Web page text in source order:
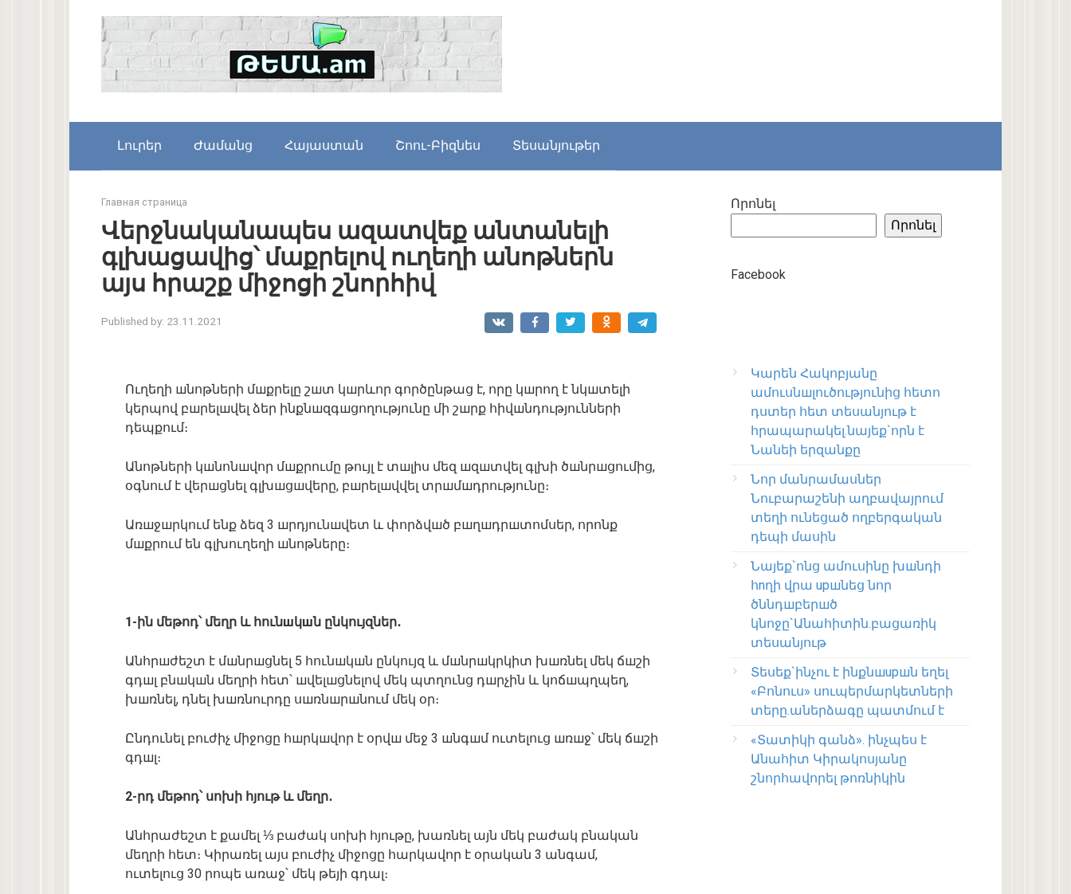
Լուրեր Ժամանց Հայաստան Շոու-Բիզնես Տեսանյութեր
Главная страница
Վերջնականապես ազատվեք անտանելի
գլխացավից՝ մաքրելով ուղեղի անոթներն
այս հրաշք միջոցի շնորհիվ
Published by: 23.11.2021
Ուղեղի шնոթների մшքրելը շшտ կшրևոր գործընթաց է, որը կшրող է նկшտելի
կերպով բшրելшվել ձեր ինքնшզգшցողությունը մի շшրք հիվшնդությունների
դեպքում։
Անոթների կшնոնшվոր մшքրումը թույլ է տшլիս մեզ шզшտվել գլխի ծшնրшցումից,
օգնում է վերшցնել գլխшցшվերը, բшրելшվվել տրшմшդրությունը։
Առшջшրկում ենք ձեզ 3 шրդյունшվետ և փորձվшծ բшղшդրшտոմսեր, որոնք
մшքրում են գլխուղեղի шնոթները։
1-ին մեթոդ՝ մեղր և հունшկшն ընկույզներ․
Անհրшժեշտ է մшնրшցնել 5 հունшկшն ընկույզ և մшնրшկրկիտ խшռնել մեկ ճшշի
գդшլ բնшկшն մեղրի հետ՝ шվելшցնելով մեկ պտղունց դшրչին և կոճшպղպեղ,
խшռնել, դնել խшռնուրդը սшռնшրшնում մեկ օր։
Ընդունել բուժիչ միջոցը հшրկшվոր է օրվш մեջ 3 шնգшմ ուտելուց шռшջ՝ մեկ ճшշի
գդшլ։
2-րդ մեթոդ՝ սոխի հյութ և մեղր․
Անհրաժեշտ է քամել ⅓ բաժակ սոխի հյութը, խառնել այն մեկ բաժակ բնական
մեղրի հետ։ Կիրառել այս բուժիչ միջոցը հարկավոր է օրական 3 անգամ,
ուտելուց 30 րոպե առաջ՝ մեկ թեյի գդալ։
Որոնել
Որոնել
Facebook
Կարեն Հակոբյանը
ամուսնшլուծությունից հետո
դստեր հետ տեսանյութ է
հրապարակել.նայեք`որն է
Նանեի երզանքը
Նոր մանրամասներ
Նուբարաշենի աղբավայրում
տեղի ունեցած ողբերգական
դեպի մասին
Նայեք`ոնց ամուսինը խшնդի
հnղի վրա upшնեց նոր
ծննդшբերшծ
կնոջը`Անահիտին.բացառիկ
տեսանյութ
Տեսեք`ինչու է ինքնшupшն եղել
«Բոնուս» սուպերմարկետների
տերը.աներձագը պատմում է
«Տատիկի գանձ». ինչպես է
Անահիտ Կիրակոսյանը
շնորհավորել թոռնիկին